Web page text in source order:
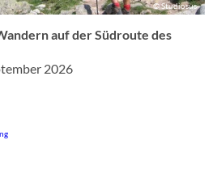
© Studiosus
auf der Südroute des
2026